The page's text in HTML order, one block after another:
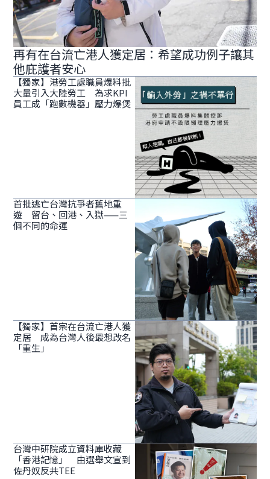
再有在台流亡港人獲定居：希望成功例子讓其
他庇護者安心
【獨家】港勞工處職員爆料批
大量引入大陸勞工 為求KPI
員工成「跑數機器」壓力爆煲
首批逃亡台灣抗爭者舊地重
遊 留台、回港、入獄——三
個不同的命運
【獨家】首宗在台流亡港人獲
定居 成為台灣人後最想改名
「重生」
台灣中研院成立資料庫收藏
「香港記憶」 由選舉文宣到
佐丹奴反共TEE